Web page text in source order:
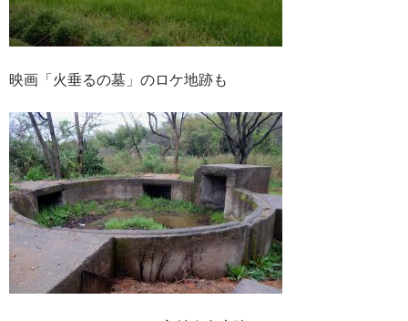
映画「火垂るの墓」のロケ地跡も